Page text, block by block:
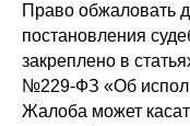
Право обжаловать
постановления
закреплено в
№229-ФЗ «Об
Жалоба может